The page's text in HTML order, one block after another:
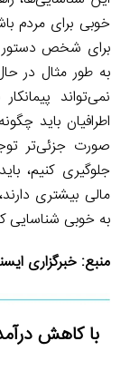
خوبی برای مردم
برای شخص دستور
به طور مثال در
نمی‌تواند
اطرافیان باید
صورت جزئی‌تر
جلوگیری کنیم،
مالی بیشتری
به خوبی شناسایی
منبع: خبرگزاری
با کاهش